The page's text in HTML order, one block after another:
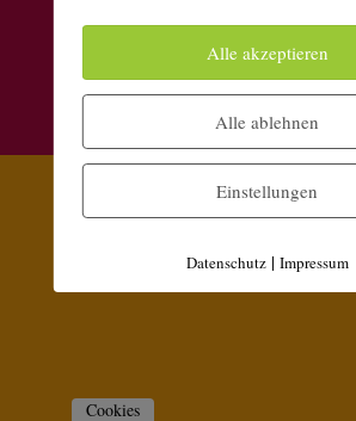
Elegant Themes| Powered
Cookies
Alle akzeptieren
Alle ablehnen
Einstellungen
Datenschutz| Impressum